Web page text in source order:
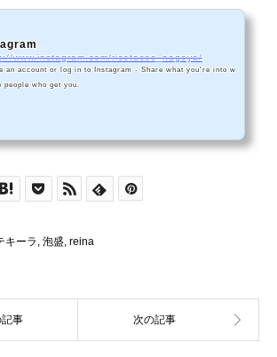
www.instagram.com/ricotacos_nagoya/
an account or log in to Instagram - Share what you're into w
people who get you.
キーラ , 泡盛, reina